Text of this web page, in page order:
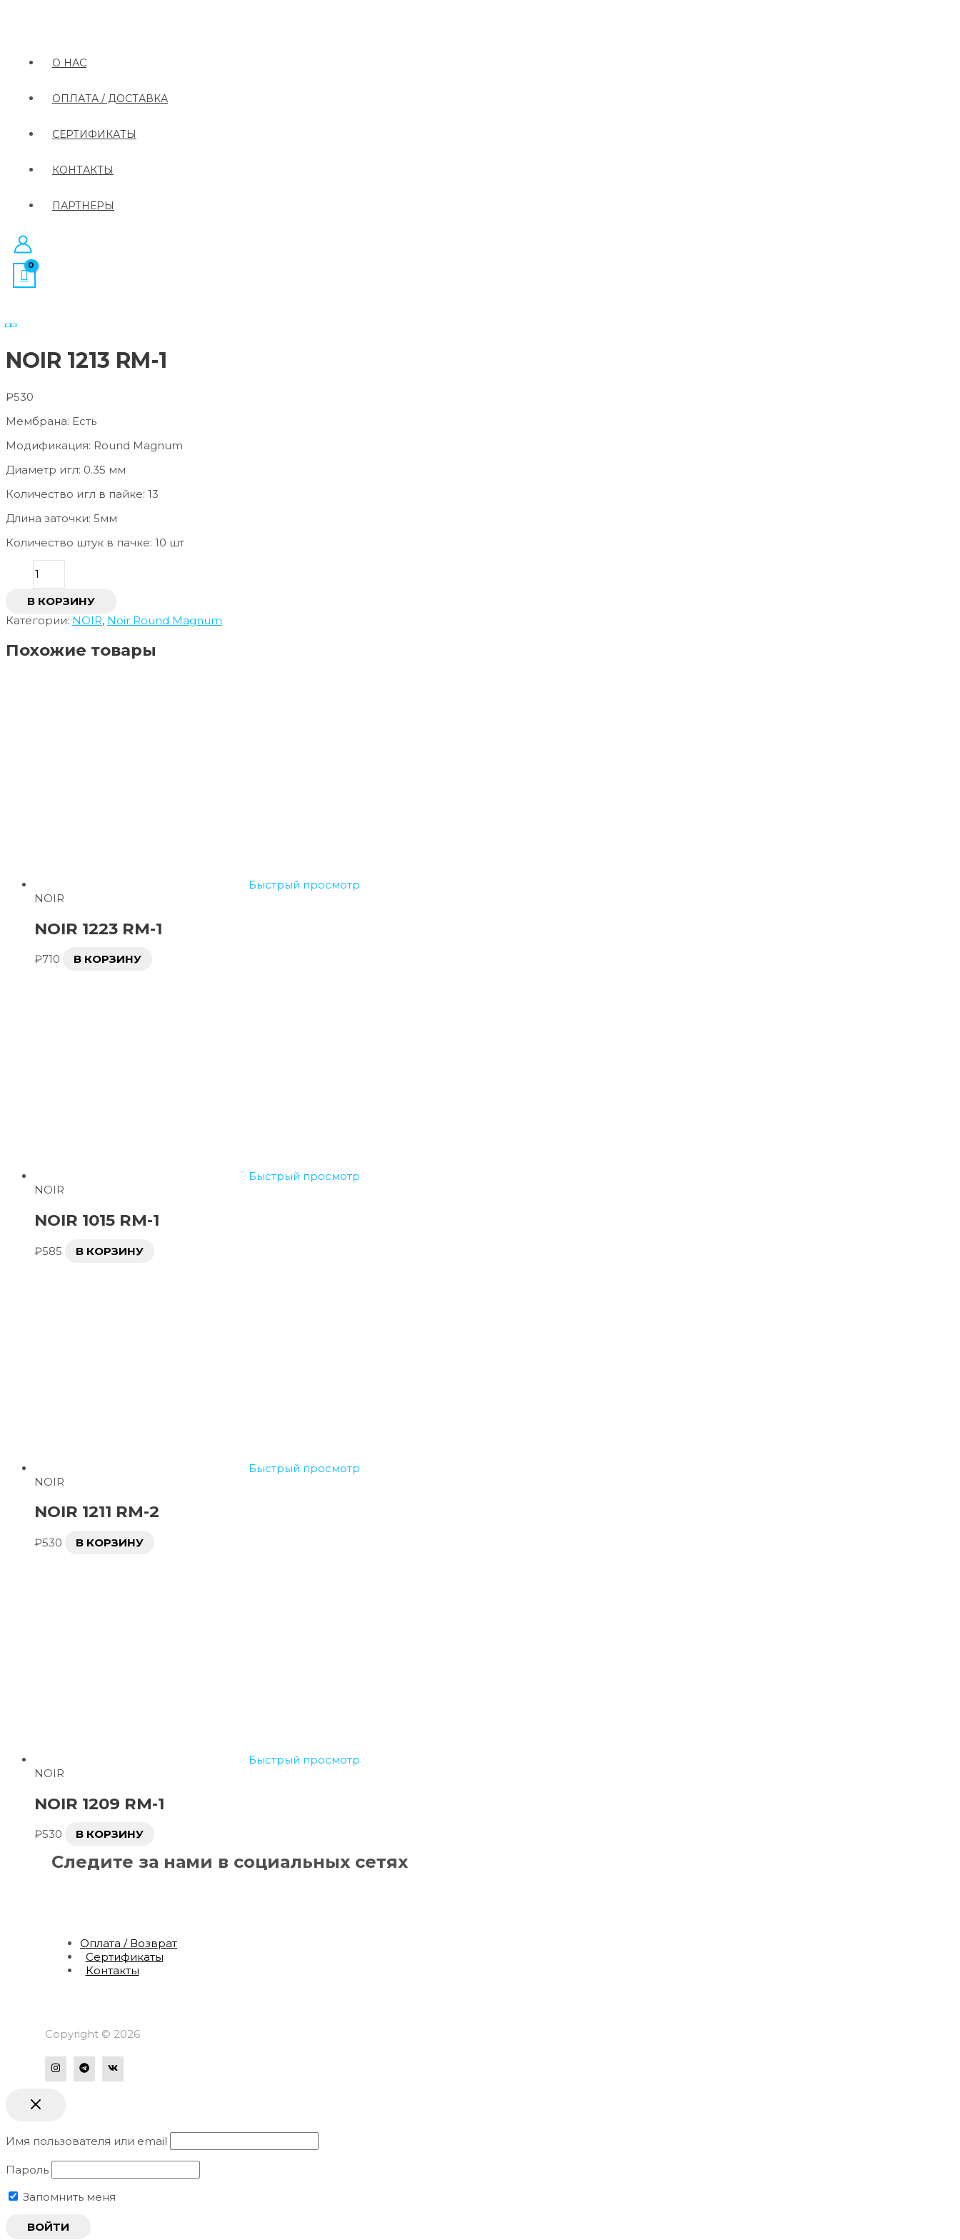
О НАС
ОПЛАТА / ДОСТАВКА
СЕРТИФИКАТЫ
КОНТАКТЫ
ПАРТНЕРЫ
NOIR 1213 RM-1
₽530
Мембрана: Есть
Модификация: Round Magnum
Диаметр игл: 0.35 мм
Количество игл в пайке: 13
Длина заточки: 5мм
Количество штук в пачке: 10 шт
В КОРЗИНУ
Категории: NOIR, Noir Round Magnum
Похожие товары
Быстрый просмотр
NOIR
NOIR 1223 RM-1
₽710 В КОРЗИНУ
Быстрый просмотр
NOIR
NOIR 1015 RM-1
₽585 В КОРЗИНУ
Быстрый просмотр
NOIR
NOIR 1211 RM-2
₽530 В КОРЗИНУ
Быстрый просмотр
NOIR
NOIR 1209 RM-1
₽530 В КОРЗИНУ
Следите за нами в социальных сетях
Оплата / Возврат
Сертификаты
Контакты
Copyright © 2026
Имя пользователя или email
Пароль
Запомнить меня